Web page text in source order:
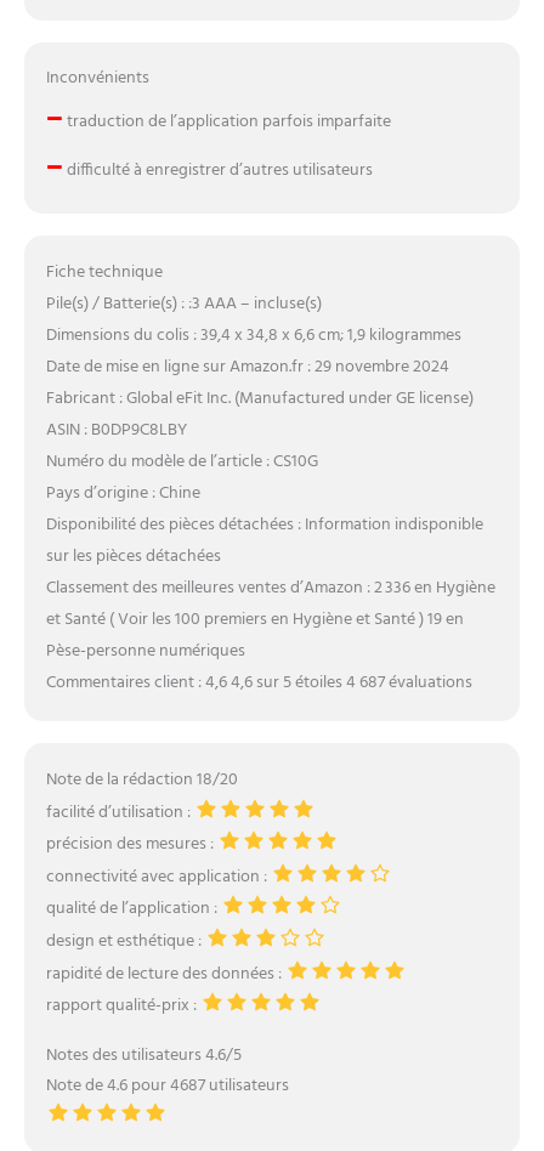
Inconvénients
–traduction de l’application parfois imparfaite
–difficulté à enregistrer d’autres utilisateurs
Fiche technique
Pile(s) / Batterie(s) : :3 AAA – incluse(s)
Dimensions du colis : 39,4 x 34,8 x 6,6 cm; 1,9 kilogrammes
Date de mise en ligne sur Amazon.fr : 29 novembre 2024
Fabricant : Global eFit Inc. (Manufactured under GE license)
ASIN : B0DP9C8LBY
Numéro du modèle de l’article : CS10G
Pays d’origine : Chine
Disponibilité des pièces détachées : Information indisponible
sur les pièces détachées
Classement des meilleures ventes d’Amazon : 2 336 en Hygiène
et Santé ( Voir les 100 premiers en Hygiène et Santé ) 19 en
Pèse-personne numériques
Commentaires client : 4,6 4,6 sur 5 étoiles 4 687 évaluations
Note de la rédaction 18/20
facilité d’utilisation :
précision des mesures :
connectivité avec application :
qualité de l’application :
design et esthétique :
rapidité de lecture des données :
rapport qualité-prix :
Notes des utilisateurs 4.6/5
Note de 4.6 pour 4687 utilisateurs